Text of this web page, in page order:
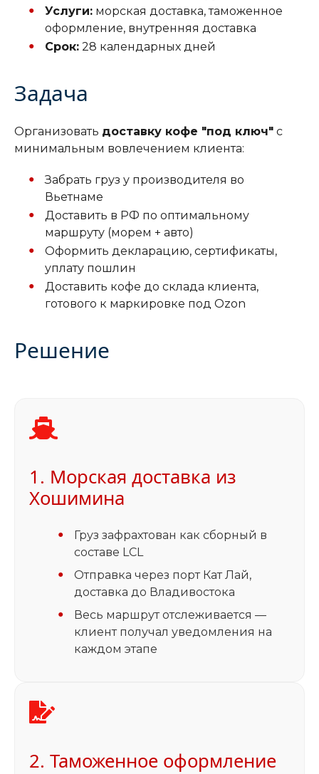
Услуги:морская доставка, таможенное
оформление, внутренняя доставка
Срок:28 календарных дней
Задача
Организовать доставку кофе "под ключ" с
минимальным вовлечением клиента:
Забрать груз у производителя во
Вьетнаме
Доставить в РФ по оптимальному
маршруту (морем + авто)
Оформить декларацию, сертификаты,
уплату пошлин
Доставить кофе до склада клиента,
готового к маркировке под Ozon
Решение
1. Морская доставка из
Хошимина
Груз зафрахтован как сборный в
составе LCL
Отправка через порт Кат Лай,
доставка до Владивостока
Весь маршрут отслеживается —
клиент получал уведомления на
каждом этапе
2. Таможенное оформление